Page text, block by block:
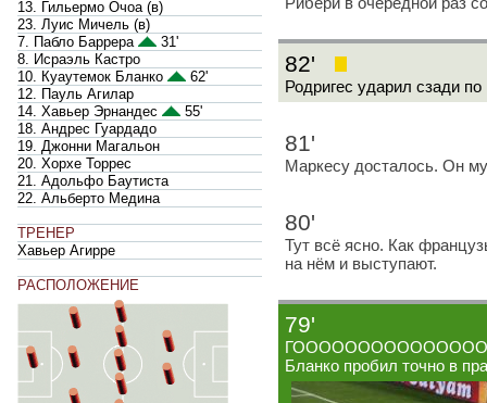
13. Гильермо Очоа (в)
23. Луис Мичель (в)
7. Пабло Баррера
31'
8. Исраэль Кастро
10. Куаутемок Бланко
62'
12. Пауль Агилар
14. Хавьер Эрнандес
55'
18. Андрес Гуардадо
19. Джонни Магальон
20. Хорхе Торрес
21. Адольфо Баутиста
22. Альберто Медина
ТРЕНЕР
Хавьер Агирре
РАСПОЛОЖЕНИЕ
82'
Родригес ударил сзади
81'
Маркесу досталось. Он
80'
Тут всё ясно. Как
на нём и выступают.
79'
Бланко пробил точно в